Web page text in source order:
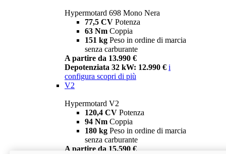
Hypermotard 698 Mono Nera
77,5 CV Potenza
63 Nm Coppia
151 kg Peso in ordine di marcia
senza carburante
A partire da 13.990 €
Depotenziata 32 kW: 12.990 € i
configura scopri di più
V2
Hypermotard V2
120,4 CV Potenza
94 Nm Coppia
180 kg Peso in ordine di marcia
senza carburante
A partire da 15.590 €